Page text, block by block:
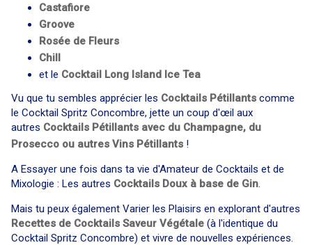
Castafiore
Groove
Rosée de Fleurs
Chill
et le Cocktail Long Island Ice Tea
Vu que tu sembles apprécier les Cocktails Pétillants comme
le Cocktail Spritz Concombre, jette un coup d'œil aux
autres Cocktails Pétillants avec du Champagne, du
Prosecco ou autres Vins Pétillants !
A Essayer une fois dans ta vie d'Amateur de Cocktails et de
Mixologie : Les autres Cocktails Doux à base de Gin.
Mais tu peux également Varier les Plaisirs en explorant d'autres
Recettes de Cocktails Saveur Végétale (à l'identique du
Cocktail Spritz Concombre) et vivre de nouvelles expériences.